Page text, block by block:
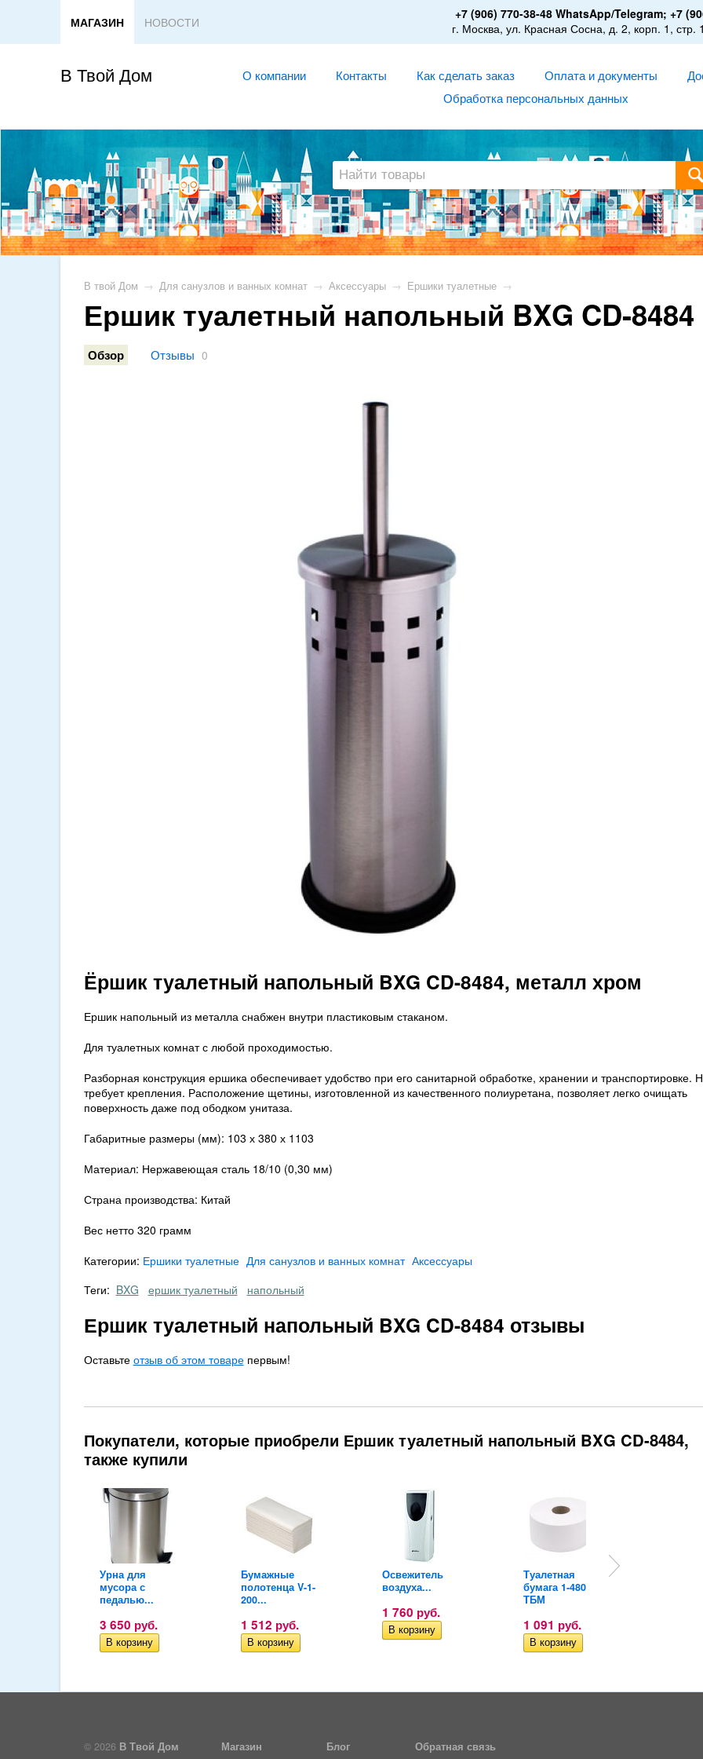
МАГАЗИН НОВОСТИ
+7 (906) 770-38-48 WhatsApp/Telegram; +7
г. Москва, ул. Красная Сосна, д. 2, корп. 1, стр.
В Твой Дом О компании Контакты Как сделать заказ Оплата и документы
Обработка персональных данных
В твой Дом → Для санузлов и ванных комнат → Аксессуары → Ершики туалетные →
Ершик туалетный напольный BXG CD-8484
Обзор Отзывы 0
Ёршик туалетный напольный BXG CD-8484, металл хром
Ершик напольный из металла снабжен внутри пластиковым стаканом.
Для туалетных комнат с любой проходимостью.
Разборная конструкция ершика обеспечивает удобство при его санитарной обработке, хранении и транспортировке.
требует крепления. Расположение щетины, изготовленной из качественного полиуретана, позволяет легко очищать
поверхность даже под ободком унитаза.
Габаритные размеры (мм): 103 х 380 х 1103
Материал: Нержавеющая сталь 18/10 (0,30 мм)
Страна производства: Китай
Вес нетто 320 грамм
Категории: Ершики туалетные Для санузлов и ванных комнат Аксессуары
Теги: BXG ершик туалетный напольный
Ершик туалетный напольный BXG CD-8484 отзывы
Оставьте отзыв об этом товарепервым!
Покупатели, которые приобрели Ершик туалетный напольный BXG CD-8484,
также купили
Урна для
мусора с
педалью...
3 650 руб.
Бумажные
полотенца V-1-
200...
1 512 руб.
Освежитель
воздуха...
1 760 руб.
Туалетная
бумага 1-480-
ТБМ
1 091 руб.
© 2026 В Твой Дом Магазин Блог Обратная связь